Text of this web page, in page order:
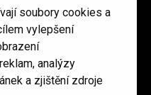
soubory cookies a
vylepšení
analýzy
a zjištění zdroje
podmínky